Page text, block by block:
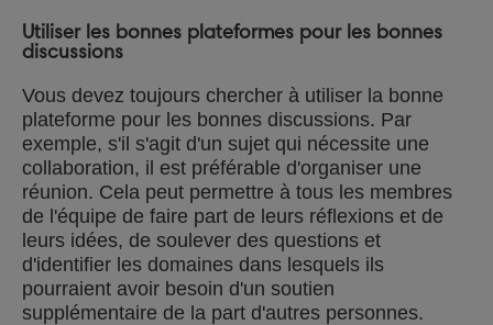
Utiliser les bonnes plateformes pour les bonnes
discussions
Vous devez toujours chercher à utiliser la bonne
plateforme pour les bonnes discussions. Par
exemple, s'il s'agit d'un sujet qui nécessite une
collaboration, il est préférable d'organiser une
réunion. Cela peut permettre à tous les membres
de l'équipe de faire part de leurs réflexions et de
leurs idées, de soulever des questions et
d'identifier les domaines dans lesquels ils
pourraient avoir besoin d'un soutien
supplémentaire de la part d'autres personnes.